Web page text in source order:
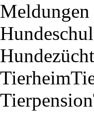
Meldungen
Tierheim
Tierpension